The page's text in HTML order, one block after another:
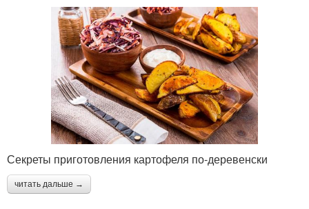
Секреты приготовления картофеля по-деревенски
читать дальше →